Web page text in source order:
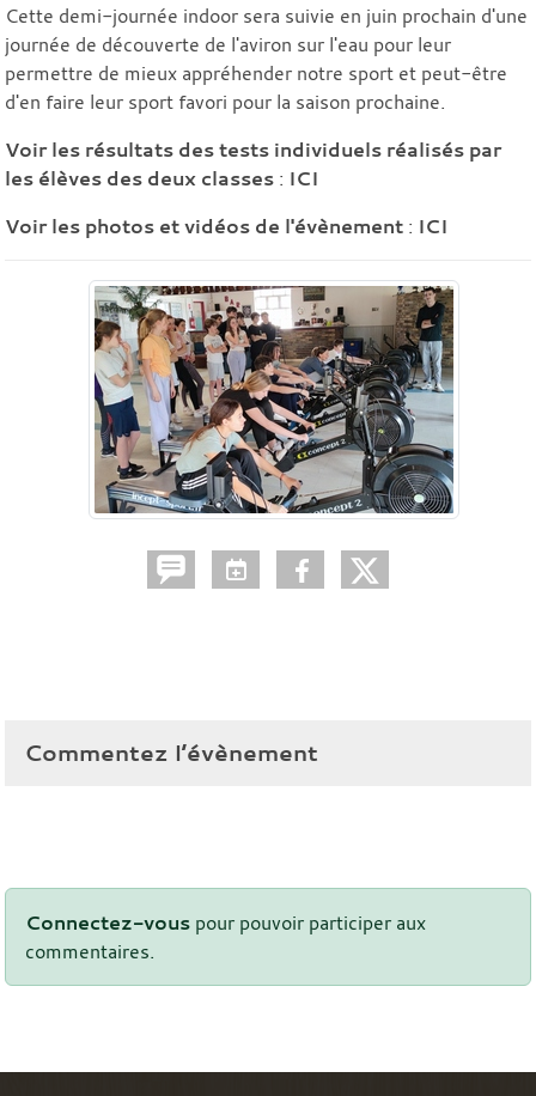
Cette demi-journée indoor sera suivie en juin prochain d'une
journée de découverte de l'aviron sur l'eau pour leur
permettre de mieux appréhender notre sport et peut-être
d'en faire leur sport favori pour la saison prochaine.
Voir les résultats des tests individuels réalisés par
les élèves des deux classes : ICI
Voir les photos et vidéos de l'évènement : ICI
Commentez l’évènement
Connectez-vous pour pouvoir participer aux
commentaires.